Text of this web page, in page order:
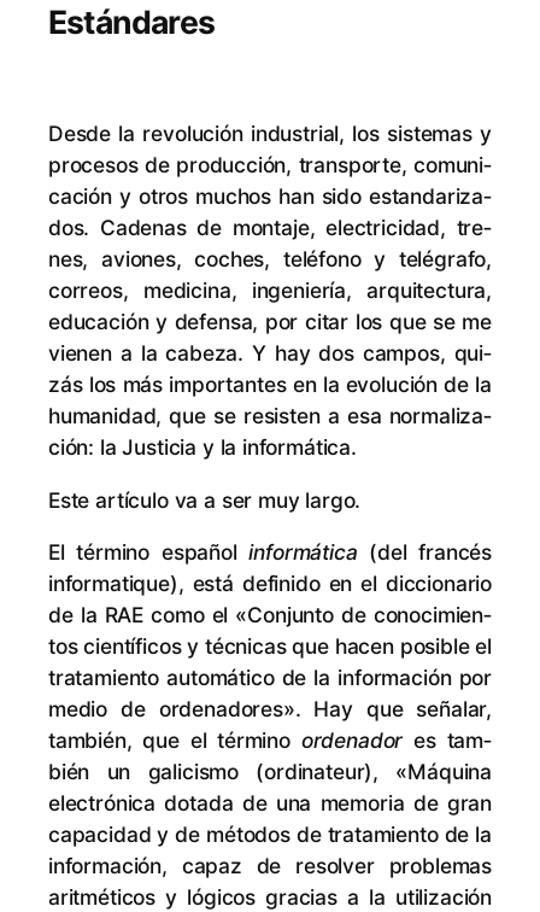
Estándares
Des­de la re­vo­lu­ción in­dus­trial, los sis­te­mas y
pro­ce­sos de pro­duc­ción, trans­por­te, co­mu­ni­
ca­ción y otros mu­chos han si­do es­tan­da­ri­za­
dos. Ca­de­nas de mon­ta­je, elec­tri­ci­dad, tre­
nes, avio­nes, co­ches, te­lé­fono y te­lé­gra­fo,
co­rreos, me­di­ci­na, in­ge­nie­ría, ar­qui­tec­tu­ra,
edu­ca­ción y de­fen­sa, por ci­tar los que se me
vie­nen a la ca­be­za. Y hay dos cam­pos, qui­
zás los más im­por­tan­tes en la evo­lu­ción de la
hu­ma­ni­dad, que se re­sis­ten a esa nor­ma­li­za­
ción: la Jus­ti­cia y la informática.
Es­te ar­tícu­lo va a ser muy largo.
El tér­mino es­pa­ñolin­for­má­ti­ca (del fran­cés
in­for­ma­ti­que), es­tá de­fi­ni­do en el dic­cio­na­rio
de la RAE co­mo el «Con­jun­to de co­no­ci­mien­
tos cien­tí­fi­cos y téc­ni­cas que ha­cen po­si­ble el
tra­ta­mien­to au­to­má­ti­co de la in­for­ma­ción por
me­dio de or­de­na­do­res». Hay que se­ña­lar,
tam­bién, que el tér­mino or­de­na­dores tam­
bién un ga­li­cis­mo (or­di­na­teur), «Má­qui­na
elec­tró­ni­ca do­ta­da de una me­mo­ria de gran
ca­pa­ci­dad y de mé­to­dos de tra­ta­mien­to de la
in­for­ma­ción, ca­paz de re­sol­ver pro­ble­mas
arit­mé­ti­cos y ló­gi­cos gra­cias a la uti­li­za­ción